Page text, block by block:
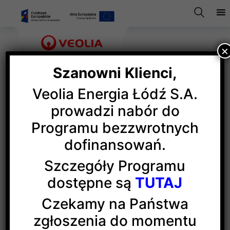
Kongres biogospodarki
Blisko stu prelegentów i ponad siedmiuset
uczestników z Polski i świata spotkało się podczas
VII Międzynarodowego Kongres Biogospodarki
(forum nauki, polityki i biznesu organizowane
przez województwo łódzkie), by rozmawiać
o zrównoważonym rozwoju, bioekonomii, zmianach
społecznych i najnowszych technologiach
Szanowni Klienci,
Veolia Energia Łódź S.A.
prowadzi nabór do
Programu bezzwrotnych
dofinansowań.
Szczegóły Programu
dostępne są TUTAJ
Czekamy na Państwa
zgłoszenia do momentu
×